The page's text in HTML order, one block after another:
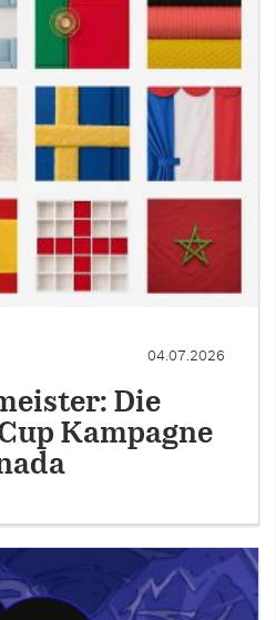
04.07.2026
Die
Kampagne